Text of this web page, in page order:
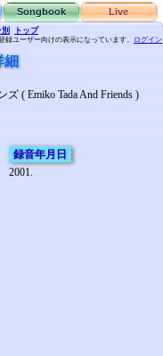
Songbook Live
トップ
録ユーザー向けの表示になっています。 ログイン
細
( Emiko Tada And Friends )
録音年月日
2001.